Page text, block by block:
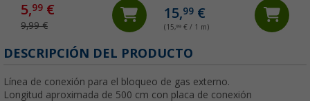
5,99 €
9,99 €
15,99€
(15,99€ / 1 m)
DESCRIPCIÓN DEL PRODUCTO
Línea de conexión para el bloqueo de gas externo.
Longitud aproximada de 500 cm con placa de conexión